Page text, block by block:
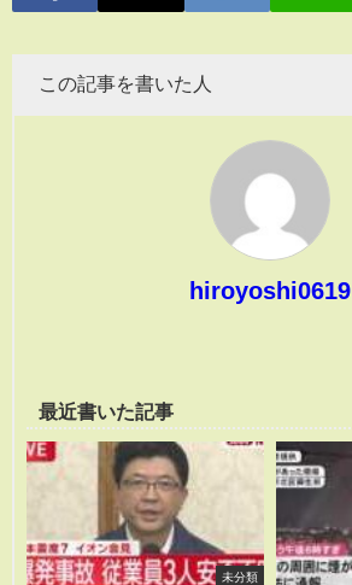
この記事を書いた人
hiroyoshi0619
最近書いた記事
未分類